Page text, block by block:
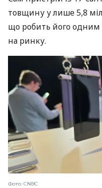
товщину у лише 5,8
що робить його одним
на ринку.
Фото: CNBC